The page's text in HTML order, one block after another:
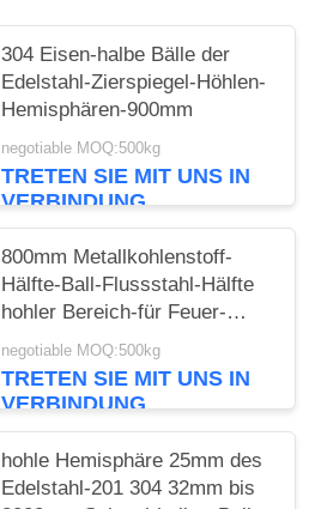
304 Eisen-halbe Bälle der
Edelstahl-Zierspiegel-Höhlen-
Hemisphären-900mm
negotiable MOQ:500kg
TRETEN SIE MIT UNS IN
VERBINDUNG
800mm Metallkohlenstoff-
Hälfte-Ball-Flussstahl-Hälfte
hohler Bereich-für Feuer-
Gruben hohlen Hlaf-Ball
negotiable MOQ:500kg
TRETEN SIE MIT UNS IN
VERBINDUNG
hohle Hemisphäre 25mm des
Edelstahl-201 304 32mm bis